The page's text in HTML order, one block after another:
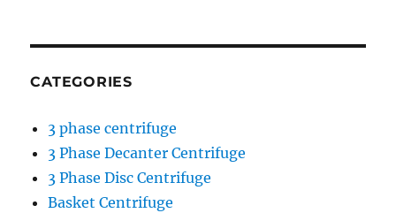
CATEGORIES
3 phase centrifuge
3 Phase Decanter Centrifuge
3 Phase Disc Centrifuge
Basket Centrifuge